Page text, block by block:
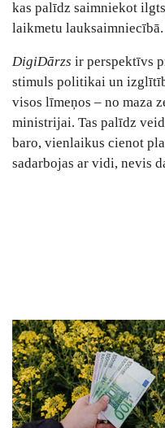
kas palīdz saimniekot
laikmetu lauksaimniecībā.
DigiDārzs ir perspektīvs
stimuls politikai un
visos līmeņos ‒ no maza
ministrijai. Tas palīdz
baro, vienlaikus cienot
sadarbojas ar vidi, nevis